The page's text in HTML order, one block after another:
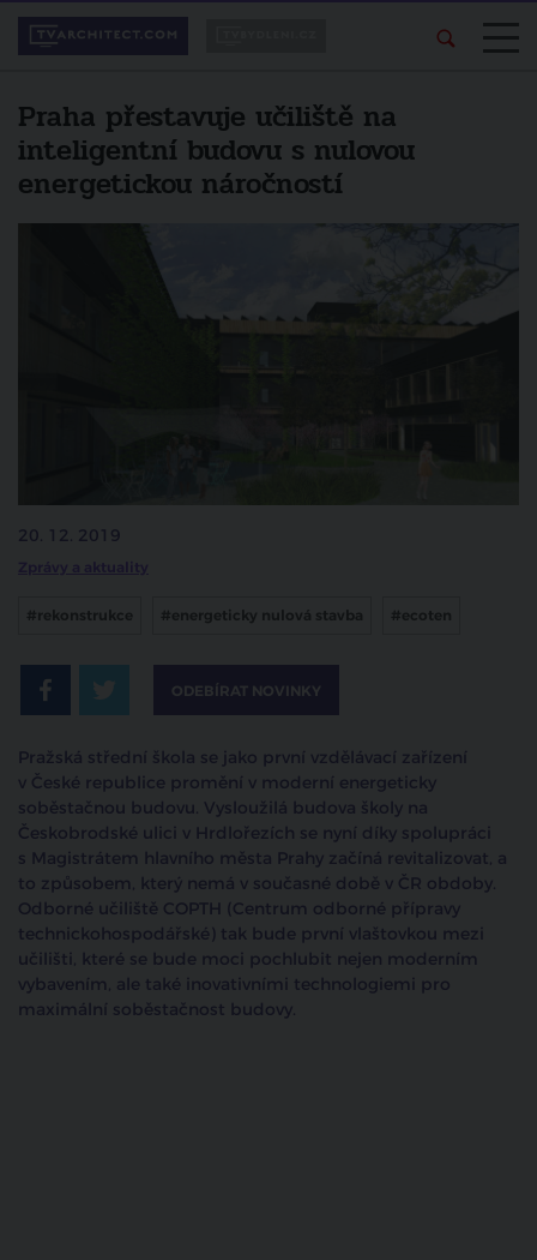
Praha přestavuje učiliště na
inteligentní budovu s nulovou
energetickou náročností
20. 12. 2019
Zprávy a aktuality
#rekonstrukce #energeticky nulová stavba #ecoten
ODEBÍRAT NOVINKY
Pražská střední škola se jako první vzdělávací zařízení
v České republice promění v moderní energeticky
soběstačnou budovu. Vysloužilá budova školy na
Českobrodské ulici v Hrdlořezích se nyní díky spolupráci
s Magistrátem hlavního města Prahy začíná revitalizovat, a
to způsobem, který nemá v současné době v ČR obdoby.
Odborné učiliště COPTH (Centrum odborné přípravy
technickohospodářské) tak bude první vlaštovkou mezi
učilišti, které se bude moci pochlubit nejen moderním
vybavením, ale také inovativními technologiemi pro
maximální soběstačnost budovy.